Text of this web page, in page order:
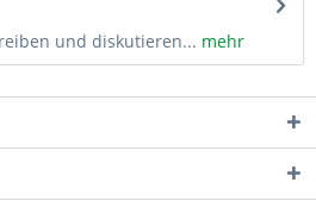
und diskutieren... mehr